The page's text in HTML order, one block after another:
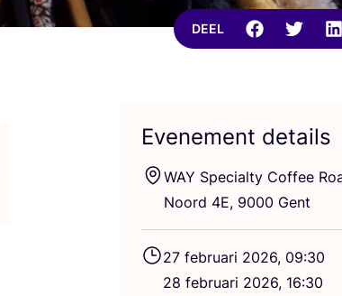
DEEL
Evenement details
WAY Spe­ci­al­ty Cof­fee
Noord 4E, 9000 Gent
27 febru­a­ri 2026, 09:30
28 febru­a­ri 2026, 16:30